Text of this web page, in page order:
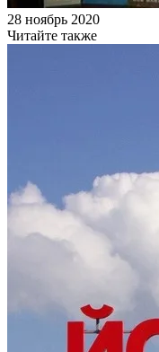
28 ноябрь 2020
Читайте также